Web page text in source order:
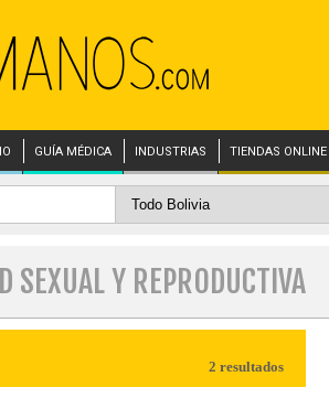
GUÍA MÉDICA INDUSTRIAS TIENDAS ONLINE
SEXUAL Y REPRODUCTIVA
2 resultados